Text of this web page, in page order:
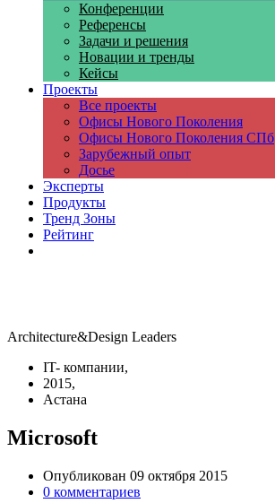
Конференции
Референсы
Задачи и решения
Новации и тренды
Кейсы
Проекты
Все проекты
Офисы Нового Поколения
Офисы Нового Поколения СПб
Зарубежный опыт
Досье
Эксперты
Продукты
Тренд Зоны
Рейтинг
Architecture&Design Leaders
IT- компании,
2015,
Астана
Microsoft
Опубликован 09 октября 2015
0 комментариев